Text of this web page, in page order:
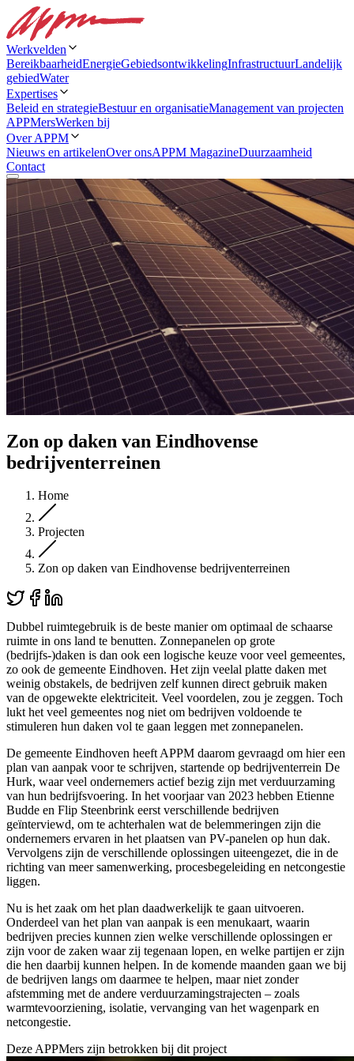
Werkvelden
BereikbaarheidEnergieGebiedsontwikkelingInfrastructuurLandelijk
gebiedWater
Expertises
Beleid en strategieBestuur en organisatieManagement van projecten
APPMersWerken bij
Over APPM
Nieuws en artikelenOver onsAPPM MagazineDuurzaamheid
Contact
Zon op daken van Eindhovense
bedrijventerreinen
Home
Projecten
Zon op daken van Eindhovense bedrijventerreinen
Dubbel ruimtegebruik is de beste manier om optimaal de schaarse
ruimte in ons land te benutten. Zonnepanelen op grote
(bedrijfs-)daken is dan ook een logische keuze voor veel gemeentes,
zo ook de gemeente Eindhoven. Het zijn veelal platte daken met
weinig obstakels, de bedrijven zelf kunnen direct gebruik maken
van de opgewekte elektriciteit. Veel voordelen, zou je zeggen. Toch
lukt het veel gemeentes nog niet om bedrijven voldoende te
stimuleren hun daken vol te gaan leggen met zonnepanelen.
De gemeente Eindhoven heeft APPM daarom gevraagd om hier een
plan van aanpak voor te schrijven, startende op bedrijventerrein De
Hurk, waar veel ondernemers actief bezig zijn met verduurzaming
van hun bedrijfsvoering. In het voorjaar van 2023 hebben Etienne
Budde en Flip Steenbrink eerst verschillende bedrijven
geïnterviewd, om te achterhalen wat de belemmeringen zijn die
ondernemers ervaren in het plaatsen van PV-panelen op hun dak.
Vervolgens zijn de verschillende oplossingen uiteengezet, die in de
richting van meer samenwerking, procesbegeleiding en netcongestie
liggen.
Nu is het zaak om het plan daadwerkelijk te gaan uitvoeren.
Onderdeel van het plan van aanpak is een menukaart, waarin
bedrijven precies kunnen zien welke verschillende oplossingen er
zijn voor de zaken waar zij tegenaan lopen, en welke partijen er zijn
die hen daarbij kunnen helpen. In de komende maanden gaan we bij
de bedrijven langs om daarmee te helpen, maar niet zonder
afstemming met de andere verduurzamingstrajecten – zoals
warmtevoorziening, isolatie, vervanging van het wagenpark en
netcongestie.
Deze APPMers zijn betrokken bij ditproject